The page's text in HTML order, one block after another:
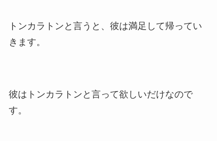
トンカラトンと言うと、彼は満足して帰ってい
きます。
彼はトンカラトンと言って欲しいだけなので
す。